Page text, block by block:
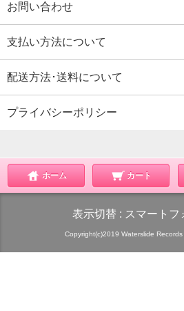
お問い合わせ
支払い方法について
配送方法･送料について
プライバシーポリシー
ホーム カート
表示切替 : スマートフ
Copyright(c)2019 Waterslide